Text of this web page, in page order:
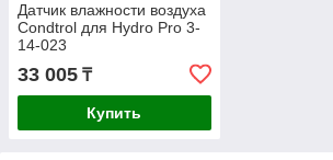
Датчик влажности воздуха
Condtrol для Hydro Pro 3-
14-023
33 005 ₸
Купить